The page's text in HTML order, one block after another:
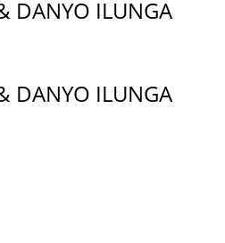
DANYO ILUNGA
DANYO ILUNGA